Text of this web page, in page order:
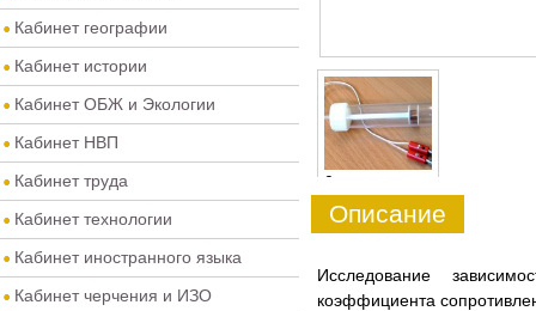
Кабинет географии
Кабинет истории
Кабинет ОБЖ и Экологии
Кабинет НВП
Кабинет труда
Кабинет технологии
Кабинет иностранного языка
Кабинет черчения и ИЗО
0
Описание
Исследование
коэффициента